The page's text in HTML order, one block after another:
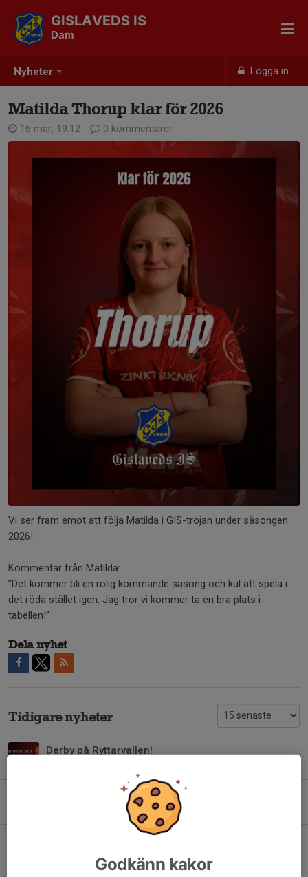
Nyheter Logga in
GISLAVEDS IS
Dam
Matilda Thorup klar för 2026
16 mar, 19:12 0 kommentarer
Vi ser fram emot att följa Matilda i GIS-tröjan under säsongen
2026!
Kommentar från Matilda:
”Det kommer bli en rolig kommande säsong och kul att spela i
det röda stället igen. Jag tror vi kommer ta en bra plats i
tabellen!”
Dela nyhet
Tidigare nyheter
Derby på Ryttarvallen!
Mikaela Ekdahl klar för 2026
0
Mikaela Ekdahl klar för 2026
Godkänn kakor